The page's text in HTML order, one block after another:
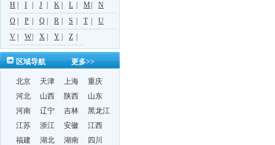
H
I J K L M
N
O
P Q R S T
U
V
W X Y Z
更多>>
区域导航
北京 天津 上海
重庆
河北
山西 陕西
山东
河南
辽宁 吉林
黑龙江
江苏
浙江 安徽
江西
福建
湖北 湖南
四川